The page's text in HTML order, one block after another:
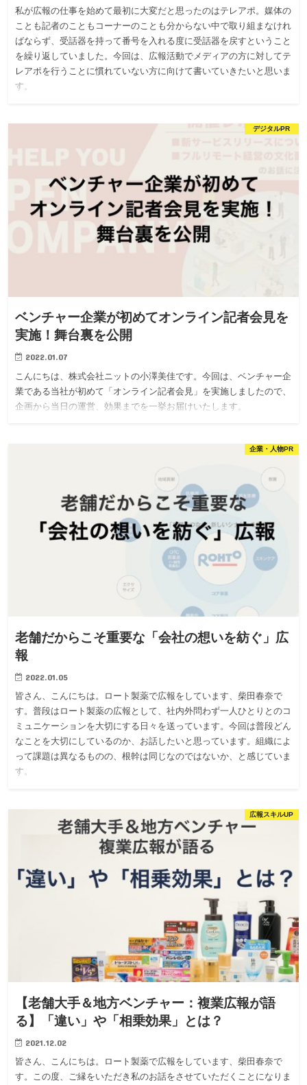
私が広報の仕事を始めて最初に大変だと思ったのはテレアポ。媒体の
ことも記者のこともコーナーのことも分からない中で取り組まなけれ
ばならず、受話器を持って番号を入れる度に受話器を戻すということ
を繰り返していました。今回は、広報活動でメディアの方に対してテ
レアポを行うことに慣れていない方に向けて書いていきたいと思いま
す。
デジタルPR
ベンチャー企業が初めてオンライン記者会見を
実施！舞台裏を公開
2022.01.07
こんにちは、株式会社ニットの小澤美佳です。今回は、ベンチャー企
業である当社が初めて「オンライン記者会見」を実施しましたので、
企画から当日の運営、効果までを一挙お届けいたします。
企業・人物PR
老舗だからこそ重要な「会社の想いを紡ぐ」広
報
2022.01.05
皆さん、こんにちは。ロート製薬で広報をしています、柴田春奈で
す。普段はロート製薬の広報として、社内外問わず一人ひとりとのコ
ミュニケーションを大切にする日々を送っています。今回は普段どん
なことを大切にしているのか、お話したいと思っています。組織によ
って課題は異なるものの、根幹は同じなのではないか、と感じていま
す。
広報スキルUP
【老舗大手＆地方ベンチャー：複業広報が語
る】「違い」や「相乗効果」とは？
2021.12.02
皆さん、こんにちは。ロート製薬で広報をしています、柴田春奈で
す。この度、ご縁をいただき私のお話をさせていただくことになりま